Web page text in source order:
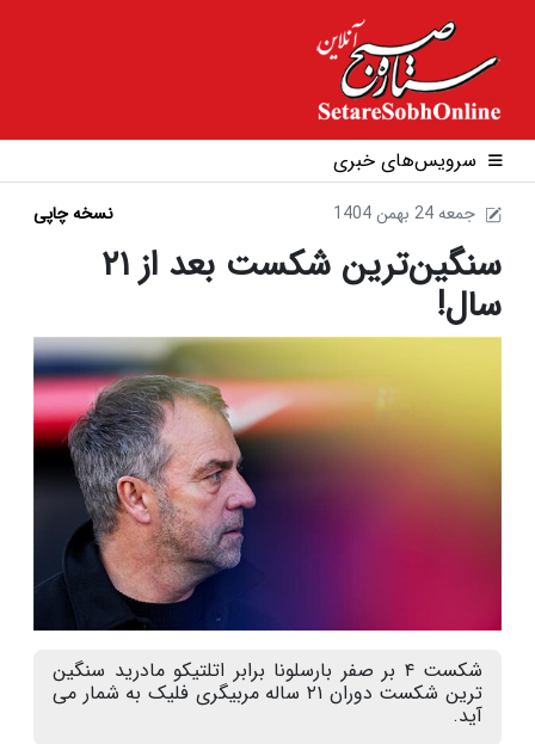
سرویس‌های خبری
1404 جمعه 24 بهمن نسخه چاپی
سنگین‌ترین شکست بعد از ۲۱
سال!
شکست ۴ بر صفر بارسلونا برابر اتلتیکو مادرید سنگین
ترین شکست دوران ۲۱ ساله مربیگری فلیک به شمار می
آید.